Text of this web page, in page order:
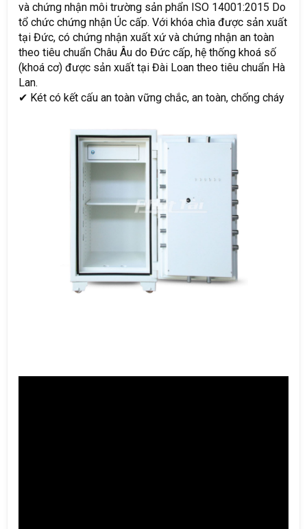
và chứng nhận môi trường sản phẩn ISO 14001:2015 Do
tổ chức chứng nhận Úc cấp. Với khóa chìa được sản xuất
tại Đức, có chứng nhận xuất xứ và chứng nhận an toàn
theo tiêu chuẩn Châu Âu do Đức cấp, hệ thống khoá số
(khoá cơ) được sản xuất tại Đài Loan theo tiêu chuẩn Hà
Lan.
✔ Két có kết cấu an toàn vững chắc, an toàn, chống cháy